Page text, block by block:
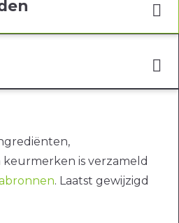
is verzameld
. Laatst gewijzigd